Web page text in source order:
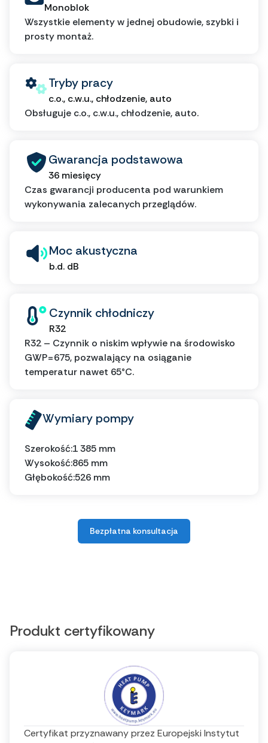
Monoblok
Wszystkie elementy w jednej obudowie, szybki i
prosty montaż.
Tryby pracy
c.o., c.w.u., chłodzenie, auto
Obsługuje c.o., c.w.u., chłodzenie, auto.
Gwarancja podstawowa
36 miesięcy
Czas gwarancji producenta pod warunkiem
wykonywania zalecanych przeglądów.
Moc akustyczna
b.d. dB
Czynnik chłodniczy
R32
R32 – Czynnik o niskim wpływie na środowisko
GWP=675, pozwalający na osiąganie
temperatur nawet 65°C.
Wymiary pompy
Szerokość:1 385 mm
Wysokość:865 mm
Głębokość:526 mm
Bezpłatna konsultacja
Produkt certyfikowany
Certyfikat przyznawany przez Europejski Instytut